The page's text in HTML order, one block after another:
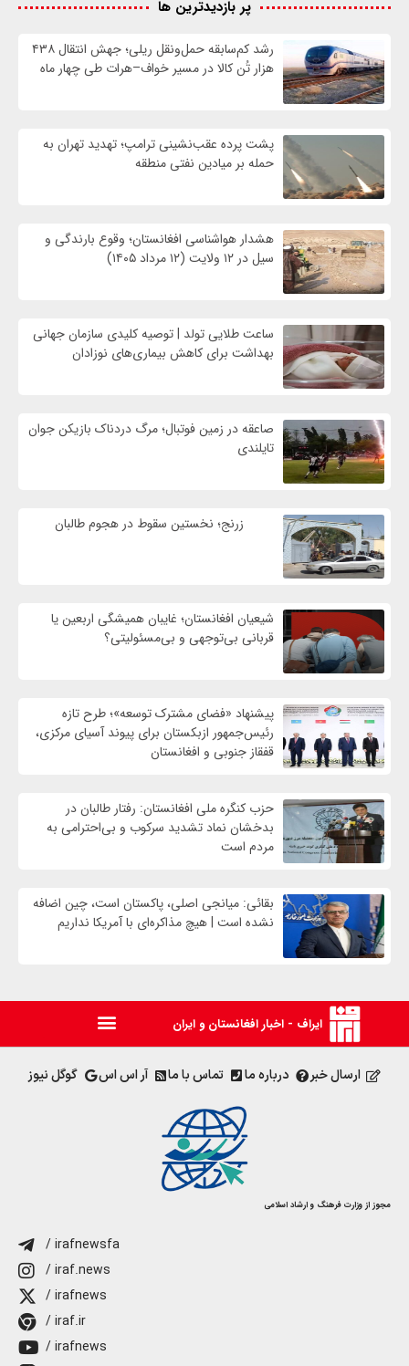
پر بازدیدترین ها
رشد کم‌سابقه حمل‌ونقل ریلی؛ جهش انتقال ۴۳۸
هزار تُن کالا در مسیر خواف–هرات طی چهار ماه
پشت پرده عقب‌نشینی ترامپ؛ تهدید تهران به
حمله بر ميادين نفتی منطقه
هشدار هواشناسی افغانستان؛ وقوع بارندگی و
سیل در ۱۲ ولایت (۱۲ مرداد ۱۴۰۵)
ساعت طلایی تولد | توصیه کلیدی سازمان جهانی
بهداشت برای کاهش بیماری‌های نوزادان
صاعقه در زمین فوتبال؛ مرگ دردناک بازیکن جوان
تایلندی
زرنج؛ نخستین سقوط در هجوم طالبان
شیعیان افغانستان؛ غایبان همیشگی اربعین یا
قربانی بی‌توجهی و بی‌مسئولیتی؟
پیشنهاد «فضای مشترک توسعه»؛ طرح تازه
رئیس‌جمهور ازبکستان برای پیوند آسیای مرکزی،
قفقاز جنوبی و افغانستان
حزب کنگره ملی افغانستان: رفتار طالبان در
بدخشان نماد تشدید سرکوب و بی‌احترامی به
مردم است
بقائی: میانجی اصلی، پاکستان است، چین اضافه
نشده است | هیچ مذاکره‌ای با آمریکا نداریم
ایراف - اخبار افغانستان و ایران
ارسال خبر درباره ما تماس با ما آر اس اس گوگل نیوز
مجوز از وزارت فرهنگ و ارشاد اسلامی
/ irafnewsfa
/ iraf.news
/ irafnews
/ iraf.ir
/ irafnews